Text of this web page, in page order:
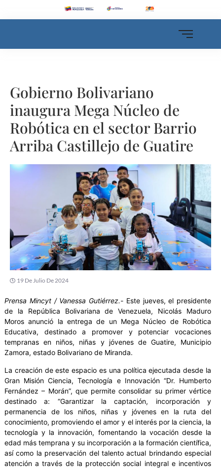
Gobierno Bolivariano
inaugura Mega Núcleo de
Robótica en el sector Barrio
Arriba Castillejo de Guatire
19 De Julio De 2024
Prensa Mincyt / Vanessa Gutiérrez.- Este jueves, el presidente
de la República Bolivariana de Venezuela, Nicolás Maduro
Moros anunció la entrega de un Mega Núcleo de Robótica
Educativa, destinado a promover y potenciar vocaciones
tempranas en niños, niñas y jóvenes de Guatire, Municipio
Zamora, estado Bolivariano de Miranda.
La creación de este espacio es una política ejecutada desde la
Gran Misión Ciencia, Tecnología e Innovación “Dr. Humberto
Fernández – Morán”, que permite consolidar su primer vértice
destinado a: “Garantizar la captación, incorporación y
permanencia de los niños, niñas y jóvenes en la ruta del
conocimiento, promoviendo el amor y el interés por la ciencia, la
tecnología y la innovación, fomentando la vocación desde la
edad más temprana y su incorporación a la formación científica,
así como la preservación del talento actual brindando especial
atención a través de la protección social integral e incentivos